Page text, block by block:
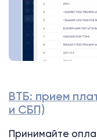
ВТБ: прием
и СБП)
Принимайте